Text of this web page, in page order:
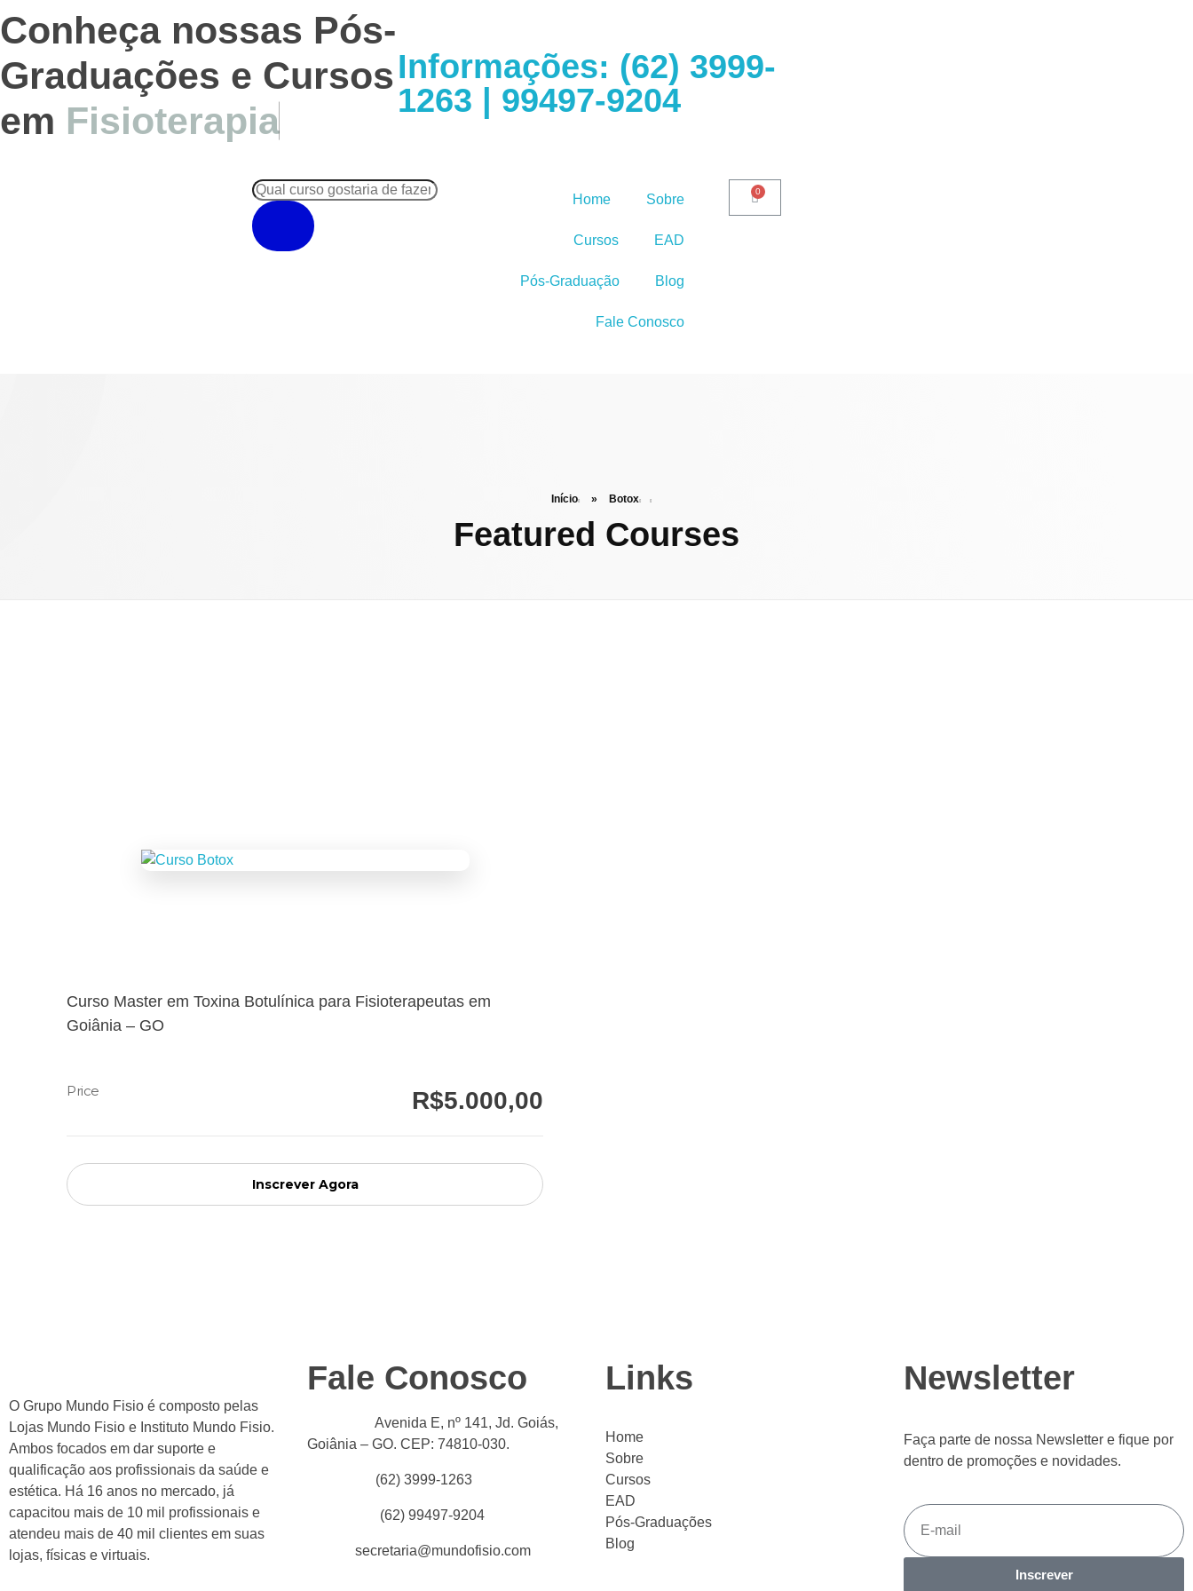
Conheça nossas Pós-
Graduações e Cursos
em Fisioterapia
Informações: (62) 3999-
1263 | 99497-9204
Home Sobre
Cursos EAD
Pós-Graduação Blog
Fale Conosco
Início » Botox
Featured Courses
Curso Master em Toxina Botulínica para Fisioterapeutas em
Goiânia – GO
R$5.000,00
Inscrever Agora
O Grupo Mundo Fisio é composto pelas
Lojas Mundo Fisio e Instituto Mundo Fisio.
Ambos focados em dar suporte e
qualificação aos profissionais da saúde e
estética. Há 16 anos no mercado, já
capacitou mais de 10 mil profissionais e
atendeu mais de 40 mil clientes em suas
lojas, físicas e virtuais.
Fale Conosco
Avenida E, nº 141, Jd. Goiás,
Goiânia – GO. CEP: 74810-030.
(62) 3999-1263
(62) 99497-9204
secretaria@mundofisio.com
Links
Home
Sobre
Cursos
EAD
Pós-Graduações
Blog
Newsletter
Faça parte de nossa Newsletter e fique por
dentro de promoções e novidades.
Inscrever